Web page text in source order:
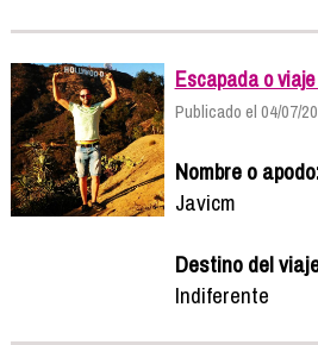
Escapada o
Publicado el 04/07/
Nombre o
Javicm
Destino del
Indiferente